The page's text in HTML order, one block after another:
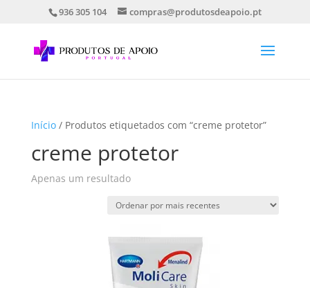
936 305 104 compras@produtosdeapoio.pt
Início/ Produtos etiquetados com “creme protetor”
creme protetor
Apenas um resultado